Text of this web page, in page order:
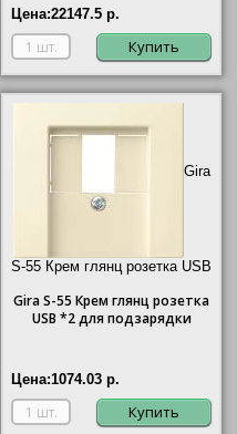
Цена:22147.5 р.
Купить
Gira
S-55 Крем глянц розетка USB
GiraS-55 Крем глянц розетка
USB *2 для подзарядки
Цена:1074.03 р.
Купить